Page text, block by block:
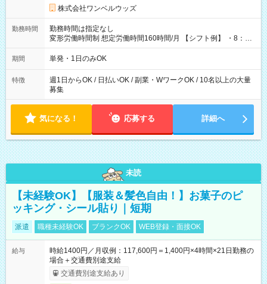
株式会社ワンベルウッズ
勤務時間
勤務時間は指定なし
変形労働時間制 想定労働時間160時間/月 【シフト例】 ・8：00
～21：00
期間 単発・1日のみOK
特徴
週1日からOK / 日払いOK / 副業・WワークOK / 10名以上の大量
募集
気になる！ 応募する 詳細へ
未読
【未経験OK】【服装＆髪色自由！】お菓子のピ
ッキング・シール貼り｜短期
派遣 職種未経験OK ブランクOK WEB登録・面接OK
給与
時給1400円／月収例：117,600円＝1,400円×4時間×21日勤務の
場合＋交通費別途支給
交通費別途支給あり